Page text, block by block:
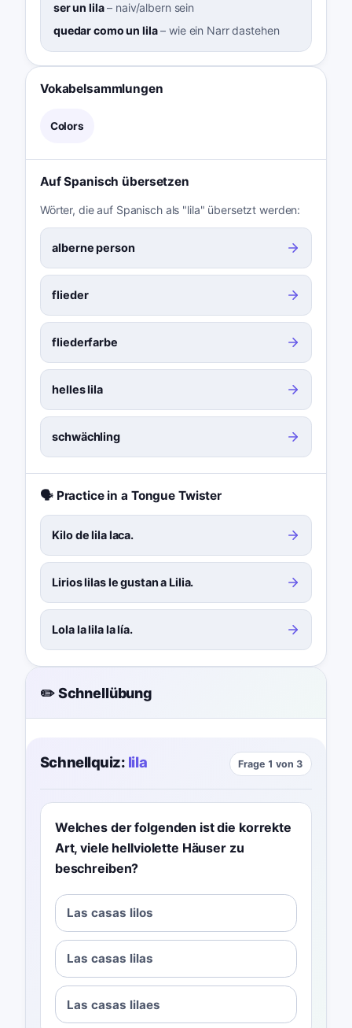
ser un lila– naiv/albern sein
quedar como un lila–wie ein Narr dastehen
Vokabelsammlungen
Colors
Auf Spanisch übersetzen
Wörter, die auf Spanisch als "lila" übersetzt werden:
alberne person
flieder
fliederfarbe
helles lila
schwächling
🗣️ Practice in a Tongue Twister
Kilo de lila laca.
Lirios lilas le gustan a Lilia.
Lola la lila la lía.
✏️ Schnellübung
Schnellquiz: lila Frage 1 von 3
Welches der folgenden ist die korrekte
Art, viele hellviolette Häuser zu
beschreiben?
Las casas lilos
Las casas lilas
Las casas lilaes